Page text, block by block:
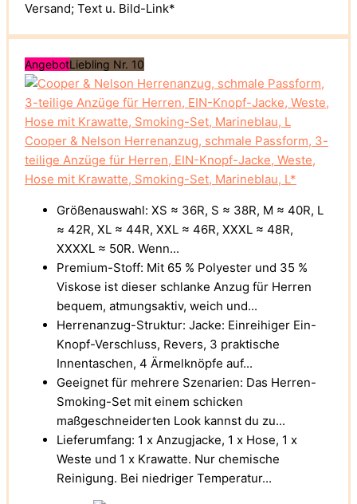
Versand; Text u. Bild-Link*
AngebotLiebling Nr. 10
Cooper & Nelson Herrenanzug, schmale Passform, 3-
teilige Anzüge für Herren, EIN-Knopf-Jacke, Weste,
Hose mit Krawatte, Smoking-Set, Marineblau, L*
Größenauswahl: XS ≈ 36R, S ≈ 38R, M ≈ 40R, L
≈ 42R, XL ≈ 44R, XXL ≈ 46R, XXXL ≈ 48R,
XXXXL ≈ 50R. Wenn...
Premium-Stoff: Mit 65 % Polyester und 35 %
Viskose ist dieser schlanke Anzug für Herren
bequem, atmungsaktiv, weich und...
Herrenanzug-Struktur: Jacke: Einreihiger Ein-
Knopf-Verschluss, Revers, 3 praktische
Innentaschen, 4 Ärmelknöpfe auf...
Geeignet für mehrere Szenarien: Das Herren-
Smoking-Set mit einem schicken
maßgeschneiderten Look kannst du zu...
Lieferumfang: 1 x Anzugjacke, 1 x Hose, 1 x
Weste und 1 x Krawatte. Nur chemische
Reinigung. Bei niedriger Temperatur...